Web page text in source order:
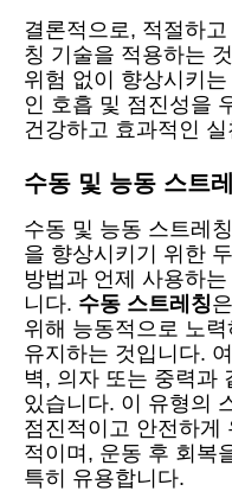
결론적으로, 적절하
칭 기술을 적용하는
위험 없이 향상시키
인 호흡 및 점진성을
건강하고 효과적인
수동 및 능동 스트
수동 및 능동 스트레
을 향상시키기 위한
방법과 언제 사용하
니다. 수동 스트레칭
위해 능동적으로 노
유지하는 것입니다.
벽, 의자 또는 중력과
있습니다. 이 유형의
점진적이고 안전하게
적이며, 운동 후 회복
특히 유용합니다.